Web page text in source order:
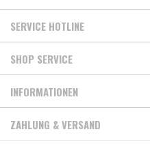
SERVICE HOTLINE
SHOP SERVICE
INFORMATIONEN
ZAHLUNG & VERSAND